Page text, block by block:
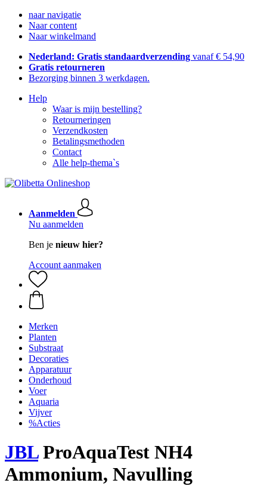
naar navigatie
Naar content
Naar winkelmand
Nederland: Gratis standaardverzending vanaf € 54,90
Gratis retourneren
Bezorging binnen 3 werkdagen.
Help
Waar is mijn bestelling?
Retourneringen
Verzendkosten
Betalingsmethoden
Contact
Alle help-thema`s
Aanmelden
Nu aanmelden
Ben je nieuw hier?
Account aanmaken
Merken
Planten
Substraat
Decoraties
Apparatuur
Onderhoud
Voer
Aquaria
Vijver
%Acties
JBLProAquaTest NH4
Ammonium, Navulling